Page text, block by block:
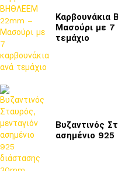
Μασούρι με 7
τεμάχιο
Βυζαντινός
ασημένιο